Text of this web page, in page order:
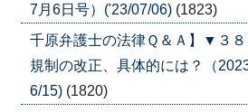
7月6日号）('23/07/06) (1823)
千原弁護士の法律Ｑ＆Ａ】▼３
規制の改正、具体的には？（
6/15) (1820)